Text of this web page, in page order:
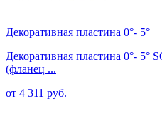
Декоративная пластина 0°- 5°
Декоративная пластина 0°- 5°
(фланец ...
от 4 311 руб.